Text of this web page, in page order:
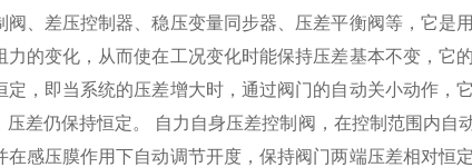
阀、差压控制器、稳压变量同步器、压差平衡阀等，它是
力的变化，从而使在工况变化时能保持压差基本不变，它
定，即当系统的压差增大时，通过阀门的自动关小动作，
压差仍保持恒定。 自力自身压差控制阀，在控制范围内自
在感压膜作用下自动调节开度，保持阀门两端压差相对恒